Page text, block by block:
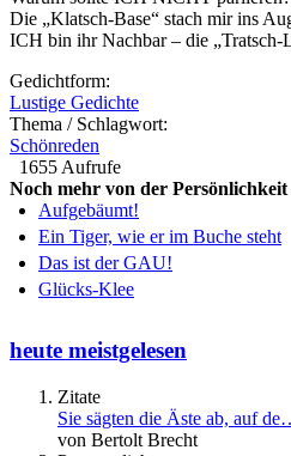
Die „Klatsch-Base“ stach mir ins
ICH bin ihr Nachbar – die „Tratsch-
Gedichtform:
Lustige Gedichte
Thema / Schlagwort:
Schönreden
1655 Aufrufe
Noch mehr von der
Aufgebäumt!
Ein Tiger, wie er im Buche steht
Das ist der GAU!
Glücks-Klee
heute meistgelesen
Zitate
Sie sägten die Äste ab, auf
von Bertolt Brecht